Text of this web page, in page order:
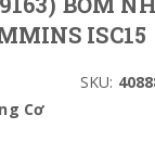
ISC15
SKU:
Cơ